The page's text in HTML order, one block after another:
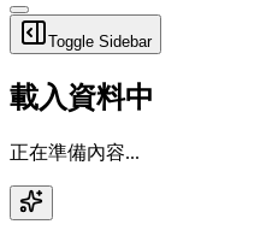
Toggle Sidebar
載入資料中
正在準備內容...